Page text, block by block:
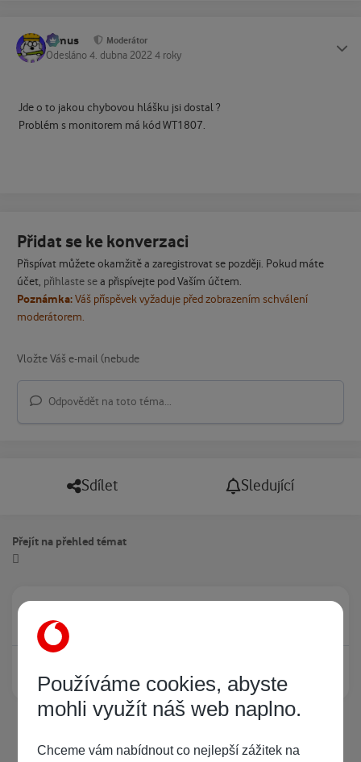
tomus Moderátor
Odesláno 4. dubna 2022 4 roky
Jde o to jakou chybovou hlášku jsi dostal ?
Problém s monitorem má kód WT1807.
Přidat se ke konverzaci
Přispívat můžete okamžitě a zaregistrovat se později. Pokud máte
účet, přihlaste sea přispívejte pod Vaším účtem.
Poznámka:Váš příspěvek vyžaduje před zobrazením schválení
moderátorem.
Odpovědět na toto téma...
Sdílet Sledující
Přejít na přehled témat
Právě prohlíží tuto stránku
Žádný registrovaný uživatel si neprohlíží tuto stránku
Používáme cookies, abyste
mohli využít náš web naplno.
Chceme vám nabídnout co nejlepší zážitek na